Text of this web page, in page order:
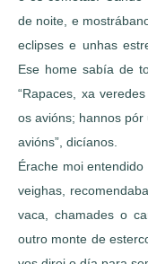
de noite, e
eclipses e unhas
Ese home sabía de
“Rapaces, xa
os avións; hannos
avións”, dicíanos.
Érache moi
veighas,
vaca, chamades o
outro monte de